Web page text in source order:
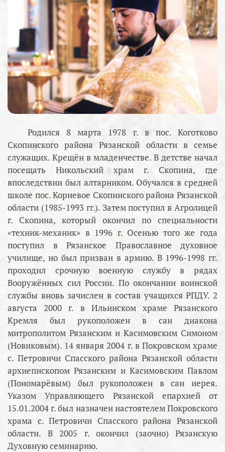
Родился 8 марта 1978 г. в пос. Коготково
Скопинского района Рязанской области в семье
служащих. Крещён в младенчестве. В детстве начал
посещать Никольский храм г. Скопина, где
впоследствии был алтарником. Обучался в средней
школе пос. Корневое Скопинского района Рязанской
области (1985-1993 гг.). Затем поступил в Агролицей
г. Скопина, который окончил по специальности
«техник-механик» в 1996 г. Осенью того же года
поступил в Рязанское Православное духовное
училище, но был призван в армию. В 1996-1998 гг.
проходил срочную военную службу в рядах
Вооружённых сил России. По окончании воинской
службы вновь зачислен в состав учащихся РПДУ. 2
августа 2000 г. в Ильинском храме Рязанского
Кремля был рукоположен в сан диакона
митрополитом Рязанским и Касимовским Симоном
(Новиковым). 14 января 2004 г. в Покровском храме
с. Петровичи Спасского района Рязанской области
архиепископом Рязанским и Касимовским Павлом
(Пономарёвым) был рукоположен в сан иерея.
Указом Управляющего Рязанской епархией от
15.01.2004 г. был назначен настоятелем Покровского
храма с. Петровичи Спасского района Рязанской
области. В 2005 г. окончил (заочно) Рязанскую
Духовную семинарию.